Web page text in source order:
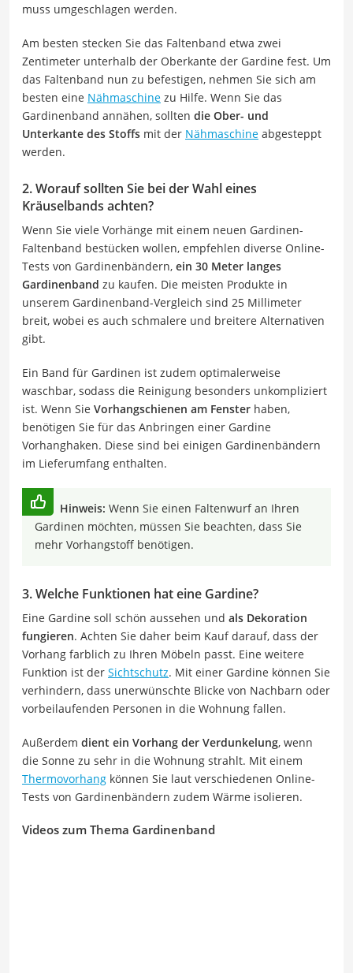
muss umgeschlagen werden.
Am besten stecken Sie das Faltenband etwa zwei
Zentimeter unterhalb der Oberkante der Gardine fest. Um
das Faltenband nun zu befestigen, nehmen Sie sich am
besten eine Nähmaschine zu Hilfe. Wenn Sie das
Gardinenband annähen, sollten die Ober- und
Unterkante des Stoffs mit der Nähmaschine abgesteppt
werden.
2. Worauf sollten Sie bei der Wahl eines
Kräuselbands achten?
Wenn Sie viele Vorhänge mit einem neuen Gardinen-
Faltenband bestücken wollen, empfehlen diverse Online-
Tests von Gardinenbändern, ein 30 Meter langes
Gardinenband zu kaufen. Die meisten Produkte in
unserem Gardinenband-Vergleich sind 25 Millimeter
breit, wobei es auch schmalere und breitere Alternativen
gibt.
Ein Band für Gardinen ist zudem optimalerweise
waschbar, sodass die Reinigung besonders unkompliziert
ist. Wenn Sie Vorhangschienen am Fenster haben,
benötigen Sie für das Anbringen einer Gardine
Vorhanghaken. Diese sind bei einigen Gardinenbändern
im Lieferumfang enthalten.
Hinweis: Wenn Sie einen Faltenwurf an Ihren
Gardinen möchten, müssen Sie beachten, dass Sie
mehr Vorhangstoff benötigen.
3. Welche Funktionen hat eine Gardine?
Eine Gardine soll schön aussehen und als Dekoration
fungieren. Achten Sie daher beim Kauf darauf, dass der
Vorhang farblich zu Ihren Möbeln passt. Eine weitere
Funktion ist der Sichtschutz. Mit einer Gardine können Sie
verhindern, dass unerwünschte Blicke von Nachbarn oder
vorbeilaufenden Personen in die Wohnung fallen.
Außerdem dient ein Vorhang der Verdunkelung, wenn
die Sonne zu sehr in die Wohnung strahlt. Mit einem
Thermovorhang können Sie laut verschiedenen Online-
Tests von Gardinenbändern zudem Wärme isolieren.
Videos zum Thema Gardinenband